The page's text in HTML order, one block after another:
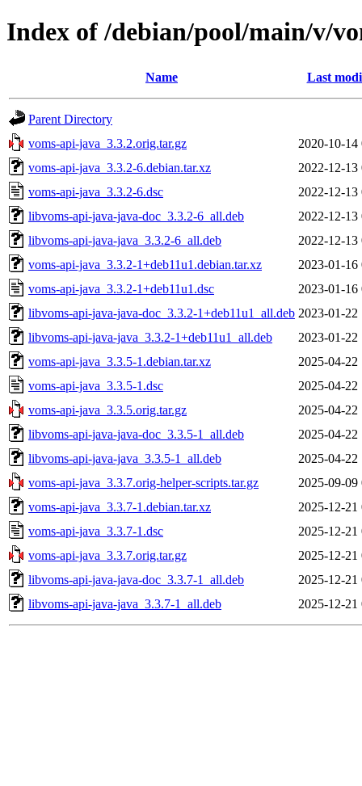
Index of /debian/pool/main/v/
Name Last
Parent Directory
voms-api-java_3.3.2.orig.tar.gz
2020-10-14
voms-api-java_3.3.2-6.debian.tar.xz
2022-12-13
voms-api-java_3.3.2-6.dsc
2022-12-13
libvoms-api-java-java-doc_3.3.2-6_all.deb
2022-12-13
libvoms-api-java-java_3.3.2-6_all.deb
2022-12-13
voms-api-java_3.3.2-1+deb11u1.debian.tar.xz
2023-01-16
voms-api-java_3.3.2-1+deb11u1.dsc
2023-01-16
libvoms-api-java-java-doc_3.3.2-1+deb11u1_all.deb 2023-01-22
libvoms-api-java-java_3.3.2-1+deb11u1_all.deb
2023-01-22
voms-api-java_3.3.5-1.debian.tar.xz
2025-04-22
voms-api-java_3.3.5-1.dsc
2025-04-22
voms-api-java_3.3.5.orig.tar.gz
2025-04-22
libvoms-api-java-java-doc_3.3.5-1_all.deb
2025-04-22
libvoms-api-java-java_3.3.5-1_all.deb
2025-04-22
voms-api-java_3.3.7.orig-helper-scripts.tar.gz
2025-09-09
voms-api-java_3.3.7-1.debian.tar.xz
2025-12-21
voms-api-java_3.3.7-1.dsc
2025-12-21
voms-api-java_3.3.7.orig.tar.gz
2025-12-21
libvoms-api-java-java-doc_3.3.7-1_all.deb
2025-12-21
libvoms-api-java-java_3.3.7-1_all.deb
2025-12-21